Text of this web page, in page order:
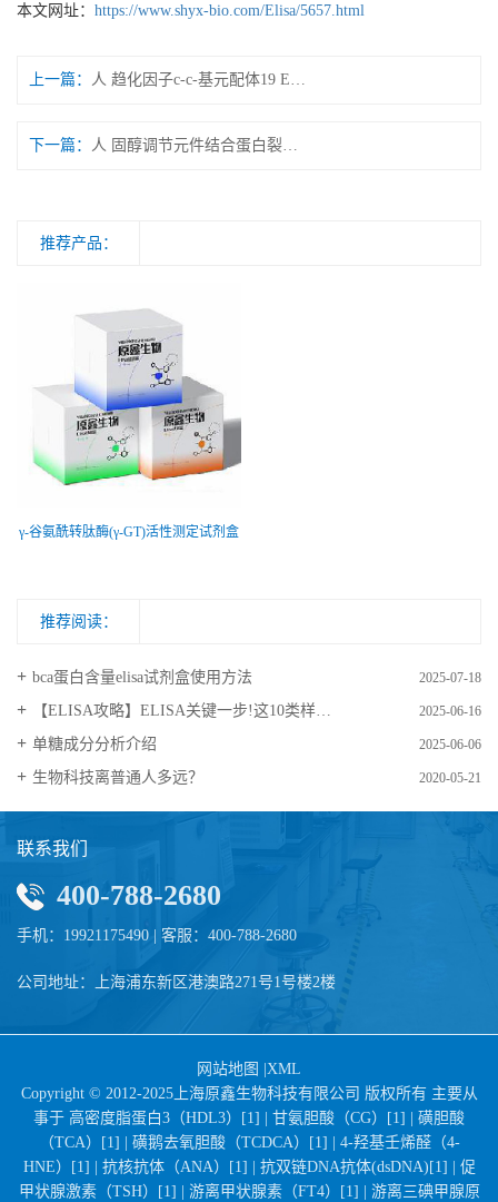
本文网址： https://www.shyx-bio.com/Elisa/5657.html
上一篇： 人 趋化因子c-c-基元配体19 ELISA试剂盒
下一篇： 人 固醇调节元件结合蛋白裂解激活蛋白抗体 ELISA试剂盒
推荐产品：
γ-谷氨酰转肽酶(γ-GT)活性测定试剂盒
推荐阅读：
bca蛋白含量elisa试剂盒使用方法 2025-07-18
【ELISA攻略】ELISA关键一步!这10类样品要如何处理? 2025-06-16
​单糖成分分析介绍 2025-06-06
生物科技离普通人多远？ 2020-05-21
联系我们
400-788-2680
手机：19921175490 | 客服：400-788-2680
公司地址：上海浦东新区港澳路271号1号楼2楼
网站地图 XML
Copyright © 2012-2025上海原鑫生物科技有限公司 版权所有 主要从
事于 高密度脂蛋白3（HDL3）[1] | 甘氨胆酸（CG）[1] | 磺胆酸
（TCA）[1] | 磺鹅去氧胆酸（TCDCA）[1] | 4-羟基壬烯醛（4-
HNE）[1] | 抗核抗体（ANA）[1] | 抗双链DNA抗体(dsDNA)[1] | 促
甲状腺激素（TSH）[1] | 游离甲状腺素（FT4）[1] | 游离三碘甲腺原